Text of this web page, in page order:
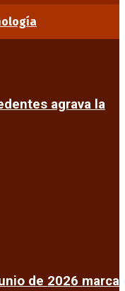
agrava la
de 2026 marca